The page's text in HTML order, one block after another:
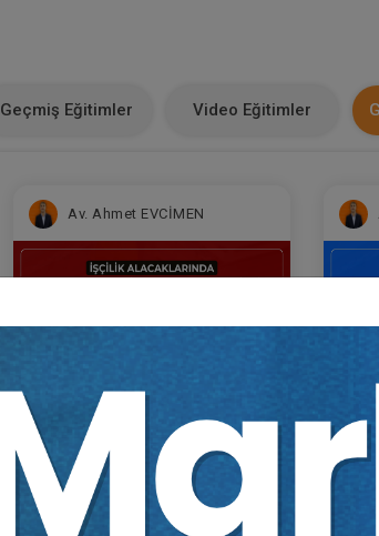
Geçmiş Eğitimler Video Eğitimler
Av. Ahmet EVCİMEN
Sertifika Tekrar İzle
(Eğitim 1/6) İşçilik
Alacaklarında Ücret ve Hizmet
Süresinin İspatı ve